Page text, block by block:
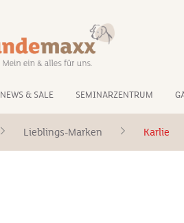
NEWS & SALE SEMINARZENTRUM
Lieblings-Marken Karlie